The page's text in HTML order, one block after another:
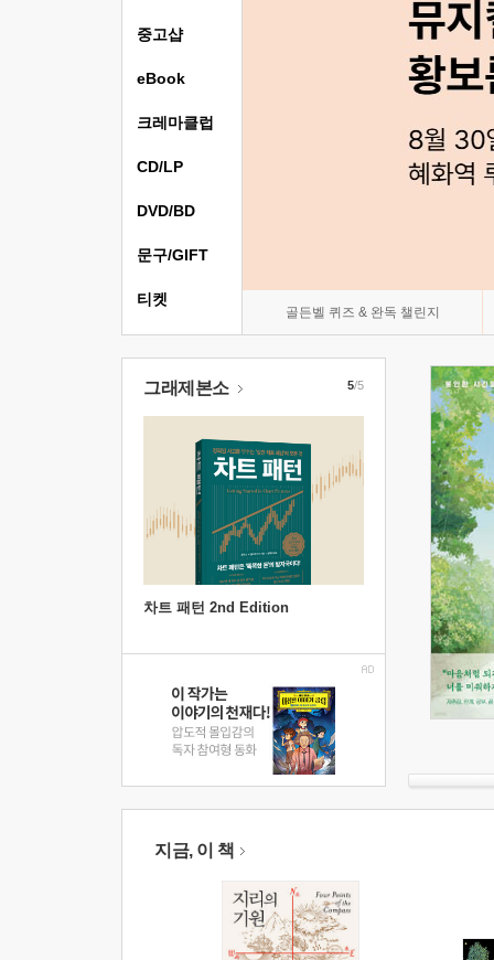
골든벨 퀴즈 & 완독 챌린지
중고샵
eBook
크레마클럽
CD/LP
DVD/BD
문구/GIFT
티켓
그래제본소
차트 패턴 2nd Edition
5/5
지금, 이 책